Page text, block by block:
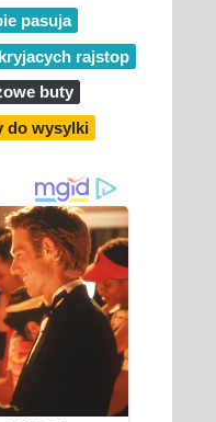
pasuja
rajstop
buty
do wysylki